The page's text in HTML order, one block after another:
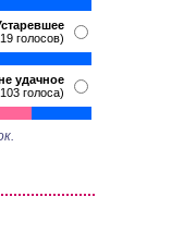
голосов)
удачное
голоса)